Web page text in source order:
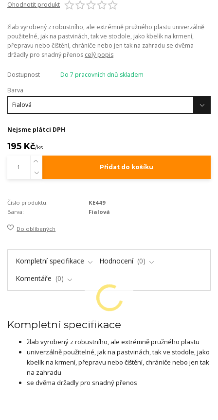
Ohodnotit produkt
žlab vyrobený z robustního, ale extrémně pružného plastu univerzálně
použitelné, jak na pastvinách, tak ve stodole, jako kbelík na krmení,
přepravu nebo čištění, chrániče nebo jen tak na zahradu se dvěma
držadly pro snadný přenos celý popis
Dostupnost
Do 7 pracovních dnů skladem
Barva
Nejsme plátci DPH
195 Kč/ks
Přidat do košíku
Číslo produktu:
KE449
Barva:
Fialová
Do oblíbených
Kompletní specifikace Hodnocení
0
Komentáře
0
Kompletní specifikace
žlab vyrobený z robustního, ale extrémně pružného plastu
univerzálně použitelné, jak na pastvinách, tak ve stodole, jako
kbelík na krmení, přepravu nebo čištění, chrániče nebo jen tak
na zahradu
se dvěma držadly pro snadný přenos